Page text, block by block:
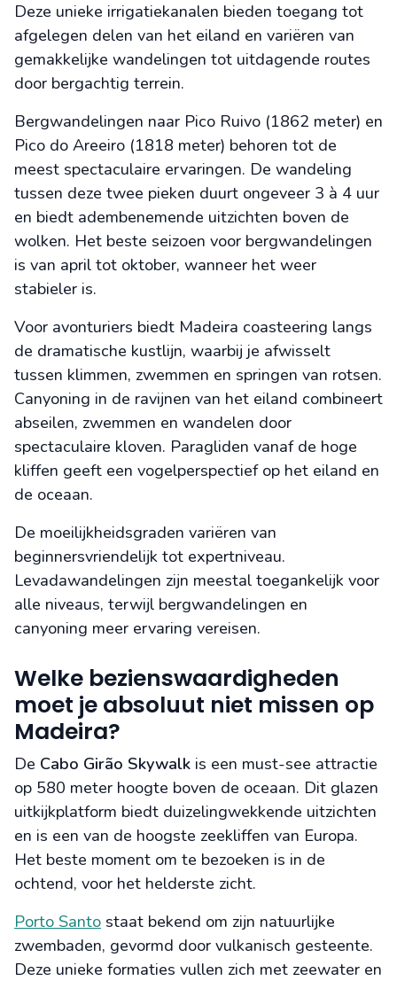
Deze unieke irrigatiekanalen bieden toegang tot
afgelegen delen van het eiland en variëren van
gemakkelijke wandelingen tot uitdagende routes
door bergachtig terrein.
Bergwandelingen naar Pico Ruivo (1862 meter) en
Pico do Areeiro (1818 meter) behoren tot de
meest spectaculaire ervaringen. De wandeling
tussen deze twee pieken duurt ongeveer 3 à 4 uur
en biedt adembenemende uitzichten boven de
wolken. Het beste seizoen voor bergwandelingen
is van april tot oktober, wanneer het weer
stabieler is.
Voor avonturiers biedt Madeira coasteering langs
de dramatische kustlijn, waarbij je afwisselt
tussen klimmen, zwemmen en springen van rotsen.
Canyoning in de ravijnen van het eiland combineert
abseilen, zwemmen en wandelen door
spectaculaire kloven. Paragliden vanaf de hoge
kliffen geeft een vogelperspectief op het eiland en
de oceaan.
De moeilijkheidsgraden variëren van
beginnersvriendelijk tot expertniveau.
Levadawandelingen zijn meestal toegankelijk voor
alle niveaus, terwijl bergwandelingen en
canyoning meer ervaring vereisen.
Welke bezienswaardigheden
moet je absoluut niet missen op
Madeira?
De Cabo Girão Skywalk is een must-see attractie
op 580 meter hoogte boven de oceaan. Dit glazen
uitkijkplatform biedt duizelingwekkende uitzichten
en is een van de hoogste zeekliffen van Europa.
Het beste moment om te bezoeken is in de
ochtend, voor het helderste zicht.
Porto Santo staat bekend om zijn natuurlijke
zwembaden, gevormd door vulkanisch gesteente.
Deze unieke formaties vullen zich met zeewater en